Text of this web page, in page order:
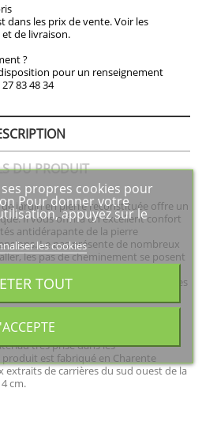
dans les prix de vente. Voir les
de livraison.
?
pour un renseignement
83 48 34
DU PRODUIT
jardin en pierre reconstituée offre un
Il vous offrira un excellent confort
antidérapante de la pierre
Le pas présente de nombreux
les pas de cheminement se posent
de 30 à 40 cm) afin de créer des
A l'inverse d'un chemin bitumé, les
(en préservant notamment la
de la pierre reconstituée (matériau à
très prisé dans les
est fabriqué en Charente
de carrières du sud ouest de la
cm.
propres cookies pour
Pour donner votre
appuyez sur le
les cookies
TOUT